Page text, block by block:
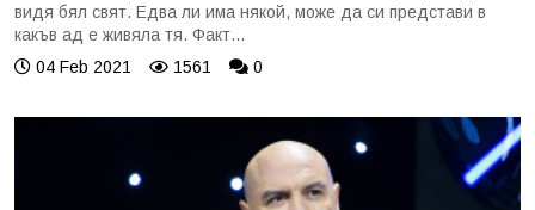
видя бял свят. Едва ли има някой, може да си представи в
какъв ад е живяла тя. Факт...
04 Feb 2021
1561 0